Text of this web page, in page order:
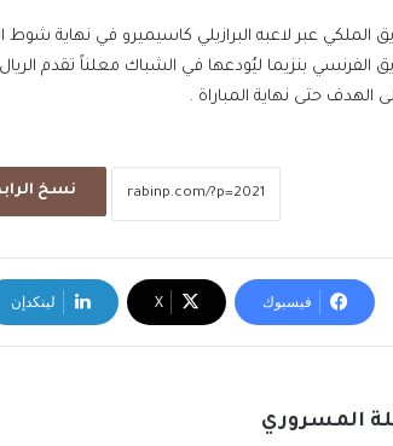
الفرنسي بنزيما ليُودعها في الشباك معلناً تقدم
الهدف حتى نهاية المباراة .
نسخ
فيسبوك ‫X لينكدإن
المسروري